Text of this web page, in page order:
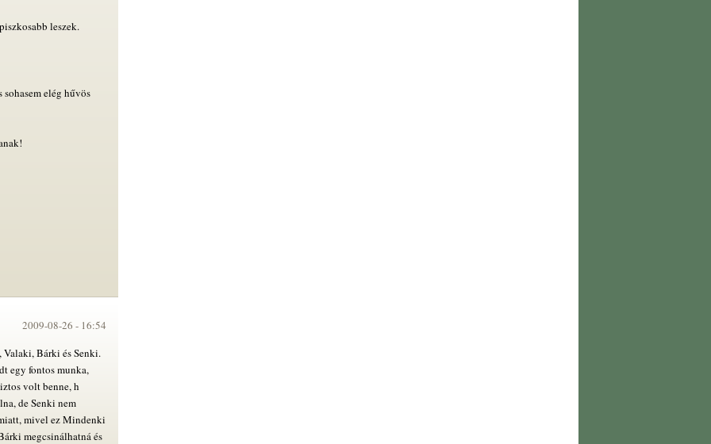
leszek.
sohasem elég hűvös
2009-08-26 - 16:54
Bárki és Senki.
egy fontos munka,
volt benne, h
de Senki nem
mivel ez Mindenki
megcsinálhatná és